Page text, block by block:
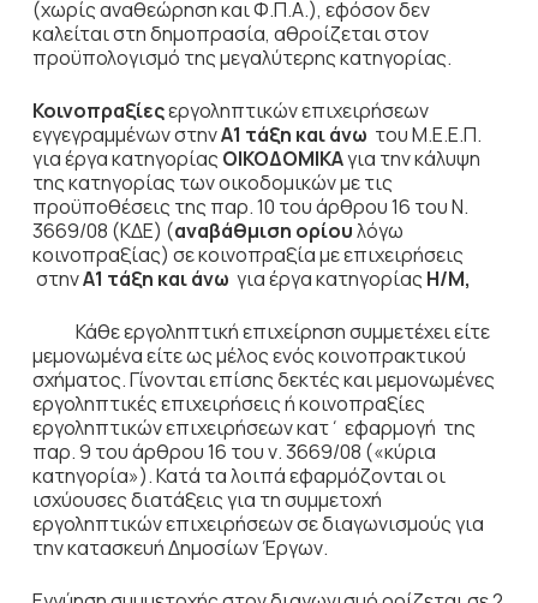
(χωρίς αναθεώρηση και Φ.Π.Α.), εφόσον δεν
καλείται στη δημοπρασία, αθροίζεται στον
προϋπολογισμό της μεγαλύτερης κατηγορίας.
Κοινοπραξίεςεργοληπτικών επιχειρήσεων
εγγεγραμμένων στηνΑ1 τάξη και άνω του Μ.Ε.Ε.Π.
για έργα κατηγορίας ΟΙΚΟΔΟΜΙΚΑγια την κάλυψη
της κατηγορίας των οικοδομικών με τις
προϋποθέσεις της παρ. 10 του άρθρου 16 του Ν.
3669/08 (ΚΔΕ) (αναβάθμιση ορίουλόγω
κοινοπραξίας) σε κοινοπραξία με επιχειρήσεις
στηνΑ1 τάξη και άνω για έργα κατηγορίας Η/Μ,
Κάθε εργοληπτική επιχείρηση συμμετέχει είτε
μεμονωμένα είτε ως μέλος ενός κοινοπρακτικού
σχήματος. Γίνονται επίσης δεκτές και μεμονωμένες
εργοληπτικές επιχειρήσεις ή κοινοπραξίες
εργοληπτικών επιχειρήσεων κατ΄ εφαρμογή της
παρ. 9 του άρθρου 16 του ν. 3669/08 («κύρια
κατηγορία»). Κατά τα λοιπά εφαρμόζονται οι
ισχύουσες διατάξεις για τη συμμετοχή
εργοληπτικών επιχειρήσεων σε διαγωνισμούς για
την κατασκευή Δημοσίων Έργων.